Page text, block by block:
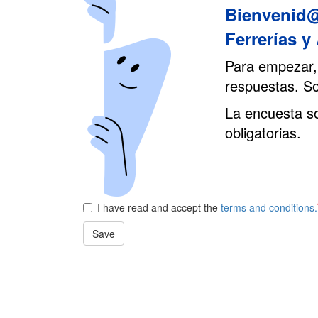
Ferrerías y
Para
respuestas.
La encuesta
obligatorias.
I have read and accept the terms and conditions.
Save